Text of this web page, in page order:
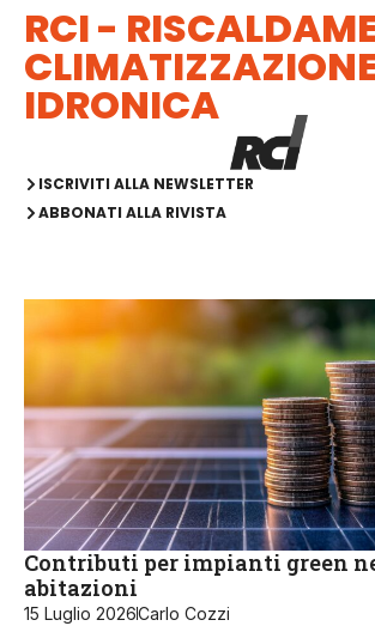
RCI -
IDRONICA
ISCRIVITI ALLA NEWSLETTER
ABBONATI ALLA RIVISTA
Contributi per impianti green
abitazioni
15 Luglio 2026Carlo Cozzi